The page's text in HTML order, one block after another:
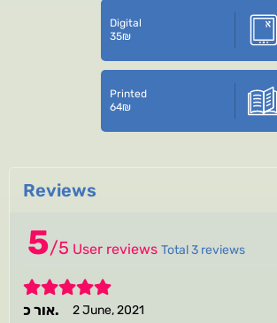
Digital
35₪
Printed
64₪
Reviews
5/5 User reviews Total 3 reviews
5
אור כ.
2 June, 2021